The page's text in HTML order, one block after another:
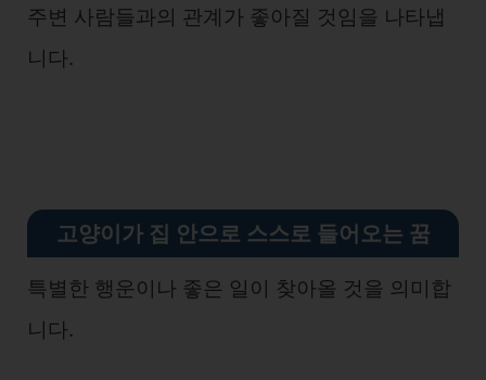
주변 사람들과의 관계가 좋아질 것임을 나타냅
니다.
고양이가 집 안으로 스스로 들어오는 꿈
특별한 행운이나 좋은 일이 찾아올 것을 의미합
니다.